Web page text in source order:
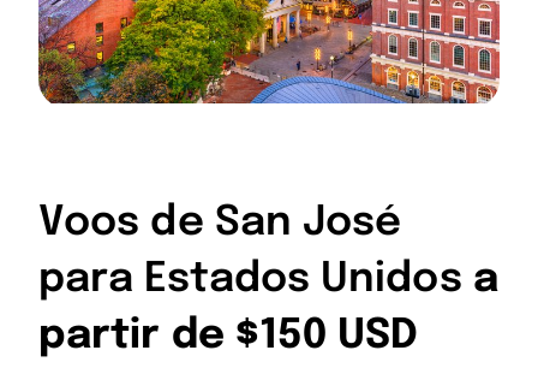
Voos de San José
para Estados Unidos a
partir de $150 USD